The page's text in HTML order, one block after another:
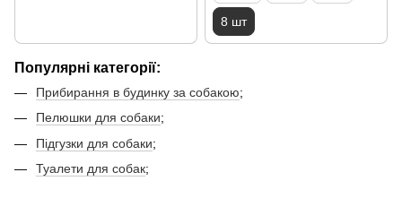
Популярні категорії:
Прибирання в будинку за собакою;
Пелюшки для собаки;
Підгузки для собаки;
Туалети для собак;
8 шт